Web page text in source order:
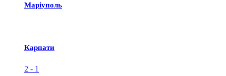
Маріуполь
Карпати
2 - 1